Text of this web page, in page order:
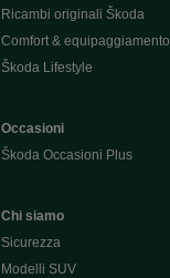
Ricambi originali Škoda
Comfort & equipaggiamento
Škoda Lifestyle
Occasioni
Škoda Occasioni Plus
Chi siamo
Sicurezza
Modelli SUV